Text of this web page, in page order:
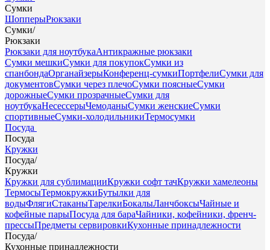
Сумки
ШопперыРюкзаки
Сумки/
Рюкзаки
Рюкзаки для ноутбукаАнтикражные рюкзаки
Сумки мешкиСумки для покупокСумки из
спанбондаОрганайзерыКонференц-сумкиПортфелиСумки для
документовСумки через плечоСумки поясныеСумки
дорожныеСумки прозрачныеСумки для
ноутбукаНесессерыЧемоданыСумки женскиеСумки
спортивныеСумки-холодильникиТермосумки
Посуда
Посуда
Кружки
Посуда/
Кружки
Кружки для сублимацииКружки софт тачКружки хамелеоны
ТермосыТермокружкиБутылки для
водыФлягиСтаканыТарелкиБокалыЛанчбоксыЧайные и
кофейные парыПосуда для бараЧайники, кофейники, френч-
прессыПредметы сервировкиКухонные принадлежности
Посуда/
Кухонные принадлежности